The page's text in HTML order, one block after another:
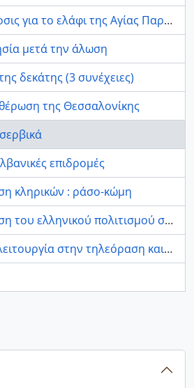
για το ελάφι της Αγίας Παρασκεύης
μετά την άλωση
δεκάτης (3 συνέχειες)
της Θεσσαλονίκης
επιδρομές
κληρικών : ράσο-κώμη
ελληνικού πολιτισμού στα Βαλκάνια
στην τηλεόραση και το ραδιόφωνο